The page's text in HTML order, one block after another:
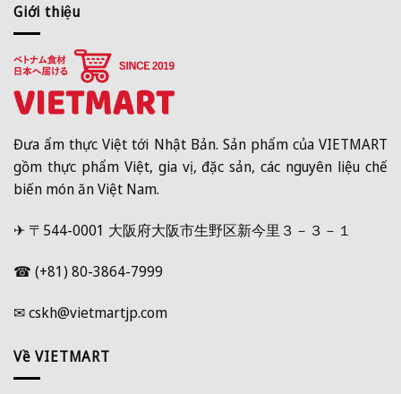
Giới thiệu
Đưa ẩm thực Việt tới Nhật Bản. Sản phẩm của VIETMART
gồm thực phẩm Việt, gia vị, đặc sản, các nguyên liệu chế
biến món ăn Việt Nam.
✈ 〒544-0001 大阪府大阪市生野区新今里３－３－１
☎ (+81) 80-3864-7999
✉ cskh@vietmartjp.com
Về VIETMART